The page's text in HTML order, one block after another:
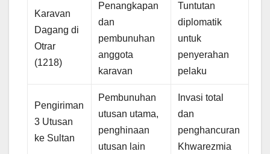
Karavan
Dagang di
Otrar
(1218)
Penangkapan
dan
pembunuhan
anggota
karavan
Tuntutan
diplomatik
untuk
penyerahan
pelaku
Pengiriman
3 Utusan
ke Sultan
Pembunuhan
utusan utama,
penghinaan
utusan lain
Invasi total
dan
penghancuran
Khwarezmia